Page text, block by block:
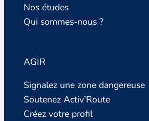
Nos études
Qui sommes-nous ?
AGIR
Signalez une zone dangereuse
Soutenez Activ’Route
Créez votre profil